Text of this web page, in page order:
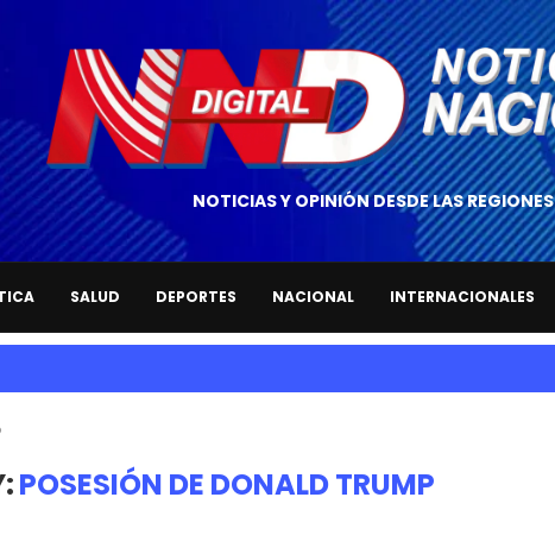
NOTICIAS Y OPINIÓN DESDE LAS REGIONES
SALUD DEPORTES NACIONAL INTERNACIONALES
POSESIÓN DE DONALD TRUMP